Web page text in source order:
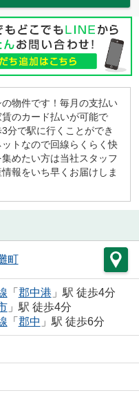
物件です！毎月の支払い
のカード払いが可能で
分で駅に行くことができ
トなので回線らくらく快
めたい方は当社スタッフ
報をいち早くお届けしま
町
「 郡中港 」駅 徒歩4分
」駅 徒歩4分
「 郡中 」駅 徒歩6分